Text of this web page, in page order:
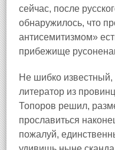
сейчас, после
обнаружилось, что
антисемитизмом»
прибежище
Не шибко
литератор из
Топоров решил,
прославиться
пожалуй,